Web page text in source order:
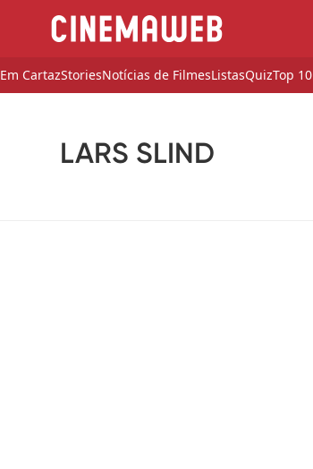
Em CartazStoriesNotícias de FilmesListasQuizTop 10
LARS SLIND